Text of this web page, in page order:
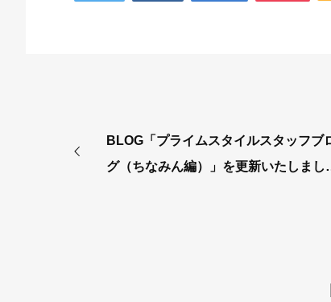
BLOG「プライムスタイルスタッフブ
グ（ちなみん編）」を更新いたしまし